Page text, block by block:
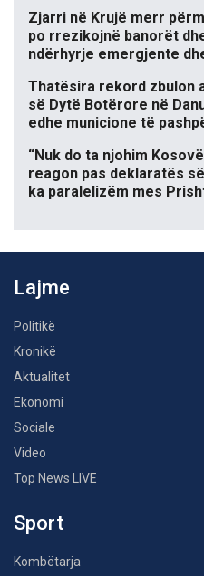
Zjarri në Krujë merr
po rrezikojnë banorët
ndërhyrje emergjente
Thatësira rekord zbulon
së Dytë Botërore në
edhe municione të
“Nuk do ta njohim
reagon pas deklaratës
ka paralelizëm mes
Lajme
Politikë
Kronikë
Aktualitet
Ekonomi
Sociale
Video
Top News LIVE
Sport
Kombëtarja